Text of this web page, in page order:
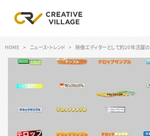
HOME ニュース・トレンド 映像エディターとして約20年活躍の